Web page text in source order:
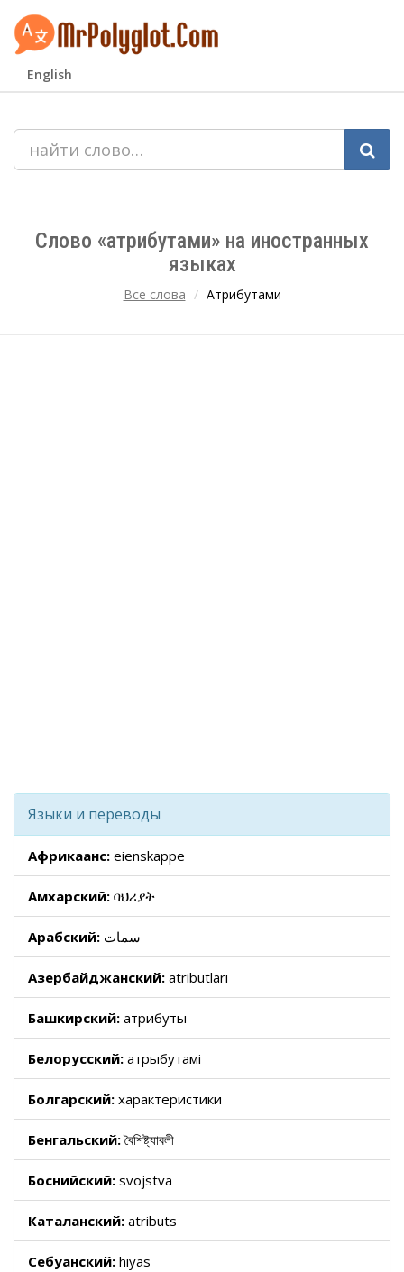
English
Слово «атрибутами» на иностранных
языках
Все слова Атрибутами
Языки и переводы
Африкаанс: eienskappe
Амхарский: ባህሪያት
Арабский: سمات
Азербайджанский: atributları
Башкирский: атрибуты
Белорусский: атрыбутамі
Болгарский: характеристики
Бенгальский:বৈশিষ্ট্যাবলী
Боснийский: svojstva
Каталанский: atributs
Себуанский: hiyas